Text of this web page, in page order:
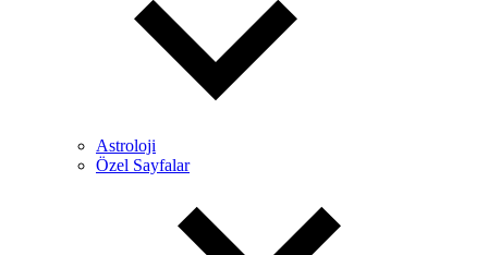
Astroloji
Özel Sayfalar